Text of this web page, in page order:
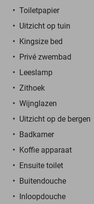
Toiletpapier
Uitzicht op tuin
Kingsize bed
Privé zwembad
Leeslamp
Zithoek
Wijnglazen
Uitzicht op de bergen
Badkamer
Koffie apparaat
Ensuite toilet
Buitendouche
Inloopdouche